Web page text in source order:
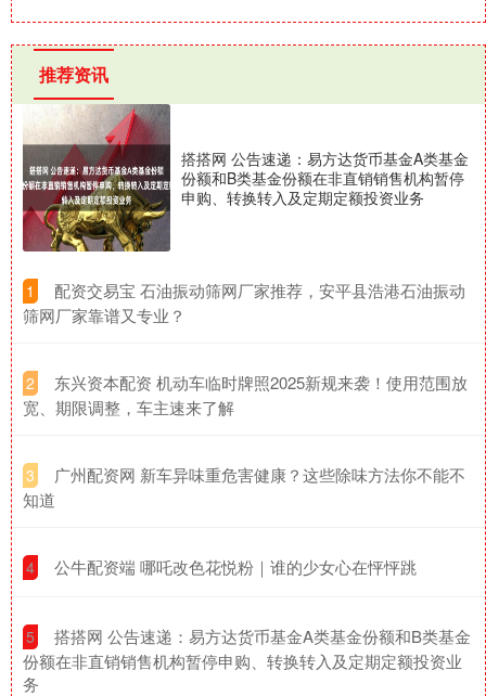
推荐资讯
搭搭网 公告速递：易方达货币基金A类基金
份额和B类基金份额在非直销销售机构暂停
申购、转换转入及定期定额投资业务
1
​配资交易宝 石油振动筛网厂家推荐，安平县浩港石油振动
筛网厂家靠谱又专业？
2
​东兴资本配资 机动车临时牌照2025新规来袭！使用范围放
宽、期限调整，车主速来了解
3
​广州配资网 新车异味重危害健康？这些除味方法你不能不
知道
4 ​公牛配资端 哪吒改色花悦粉｜谁的少女心在怦怦跳
5
​搭搭网 公告速递：易方达货币基金A类基金份额和B类基金
份额在非直销销售机构暂停申购、转换转入及定期定额投资业
务